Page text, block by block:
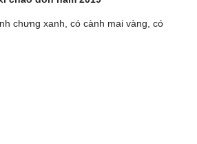
chưng xanh, có cành mai vàng, có